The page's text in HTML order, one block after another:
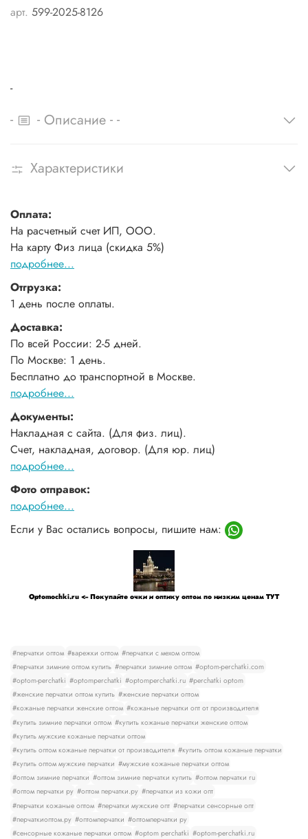
арт. 599-2025-8126
-
- - Описание - -
Характеристики
Оплата:
На расчетный счет ИП, ООО.
На карту Физ лица (скидка 5%)
подробнее...
Отгрузка:
1 день после оплаты.
Доставка:
По всей России: 2-5 дней.
По Москве: 1 день.
Бесплатно до транспортной в Москве.
подробнее...
Документы:
Накладная с сайта. (Для физ. лиц).
Счет, накладная, договор. (Для юр. лиц)
подробнее...
Фото отправок:
подробнее...
Если у Вас остались вопросы, пишите нам:
Optomochki.ru <-- Покупайте очки и оптику оптом по низким ценам ТУТ
#перчатки оптом #варежки оптом #перчатки с мехом оптом
#перчатки зимние оптом купить #перчатки зимние оптом #optom-perchatki.com
#optom-perchatki #optomperchatki #optomperchatki.ru #perchatki optom
#женские перчатки оптом купить #женские перчатки оптом
#кожаные перчатки женские оптом #кожаные перчатки опт от производителя
#купить зимние перчатки оптом #купить кожаные перчатки женские оптом
#купить мужские кожаные перчатки оптом
#купить оптом кожаные перчатки от производителя #купить оптом кожаные перчатки
#купить оптом мужские перчатки #мужские кожаные перчатки оптом
#оптом зимние перчатки #оптом зимние перчатки купить #оптом перчатки ru
#оптом перчатки ру #оптом перчатки.ру #перчатки из кожи опт
#перчатки кожаные оптом #перчатки мужские опт #перчатки сенсорные опт
#перчаткиоптом.ру #оптомперчатки #оптомперчатки ру
#сенсорные кожаные перчатки оптом #optom perchatki #optom-perchatki.ru